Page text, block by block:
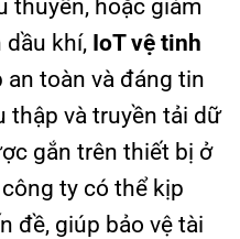
thuyền, hoặc giám
khí, IoT vệ tinh
toàn và đáng tin
thập và truyền tải dữ
gắn trên thiết bị ở
ty có thể kịp
đề, giúp bảo vệ tài